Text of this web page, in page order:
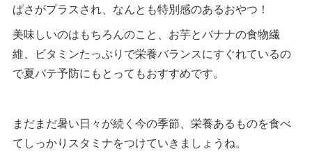
ぱさがプラスされ、なんとも特別感のあるおやつ！
美味しいのはもちろんのこと、お芋とバナナの食物繊
維、ビタミンたっぷりで栄養バランスにすぐれているの
で夏バテ予防にもとってもおすすめです。
まだまだ暑い日々が続く今の季節、栄養あるものを食べ
てしっかりスタミナをつけていきましょうね。